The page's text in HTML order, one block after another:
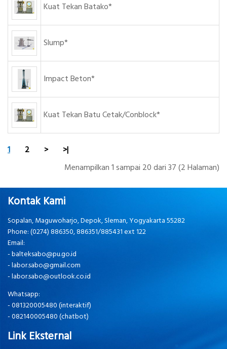
Kuat Tekan Batako*
Slump*
Impact Beton*
Kuat Tekan Batu Cetak/Conblock*
1 2 >
>|
Menampilkan 1 sampai 20 dari 37 (2 Halaman)
Kontak Kami
Sopalan, Maguwoharjo, Depok, Sleman, Yogyakarta 55282
Phone: (0274) 886350, 886351/885431 ext 122
Email:
-balteksabo@pu.go.id
-labor.sabo@gmail.com
-labor.sabo@outlook.co.id
Whatsapp:
-081320005480 (interaktif)
-082140005480 (chatbot)
Link Eksternal